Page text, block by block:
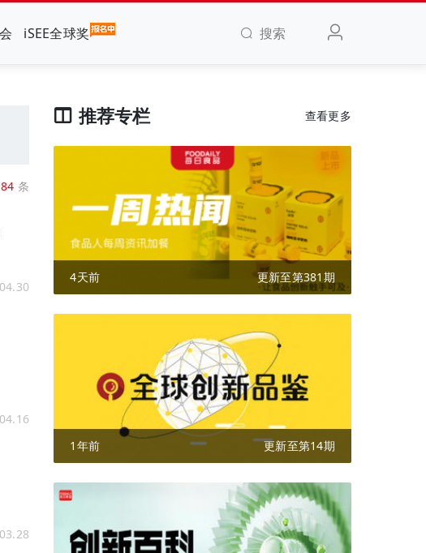
iSEE全球奖 搜索
84 条
推荐专栏 查看更多
4天前 更新至第381期
1年前 更新至第14期